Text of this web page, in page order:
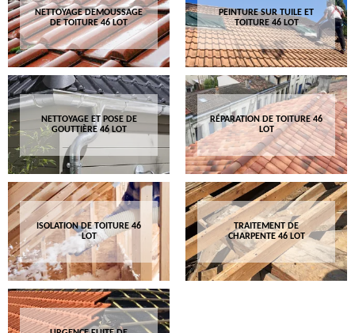
NETTOYAGE DEMOUSSAGE
DE TOITURE 46 LOT
PEINTURE SUR TUILE ET
TOITURE 46 LOT
NETTOYAGE ET POSE DE
GOUTTIÈRE 46 LOT
RÉPARATION DE TOITURE 46
LOT
ISOLATION DE TOITURE 46
LOT
TRAITEMENT DE
CHARPENTE 46 LOT